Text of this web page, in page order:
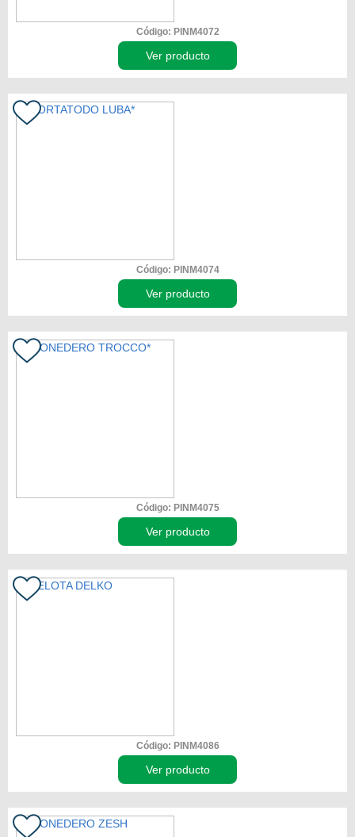
Código: PINM4072
Ver producto
Código: PINM4074
Ver producto
Código: PINM4075
Ver producto
Código: PINM4086
Ver producto